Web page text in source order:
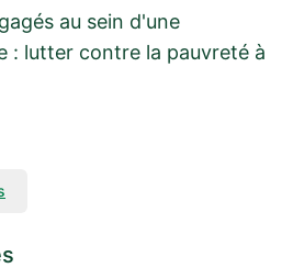
au sein d'une
: lutter contre la pauvreté à